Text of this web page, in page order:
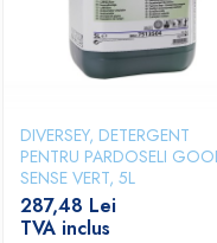
DIVERSEY, DETERGENT
PENTRU PARDOSELI
SENSE VERT, 5L
287,48 Lei
TVA inclus